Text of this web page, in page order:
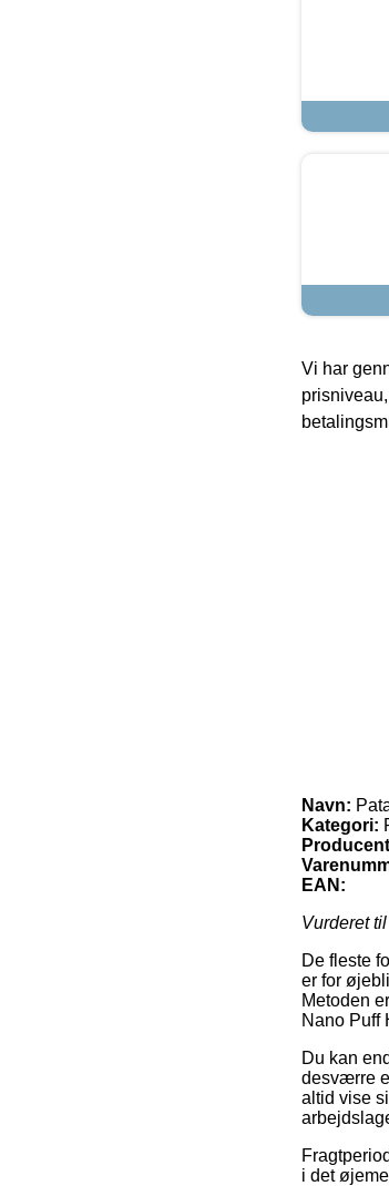
Vi har
Navn:
Kategori:
EAN:
Vurderet til
De fleste
er for
Metoden
Nano Puff
Du kan
desværre
altid vise
i det